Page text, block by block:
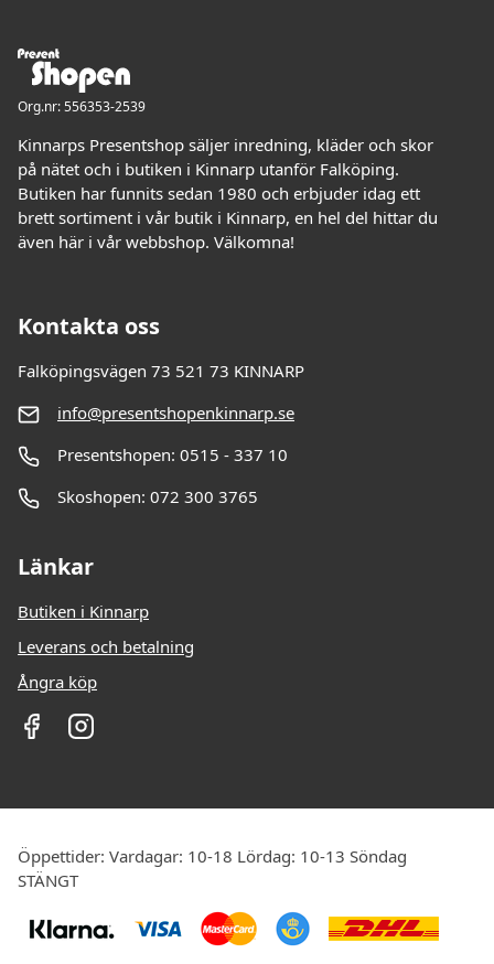
Org.nr: 556353-2539
Kinnarps Presentshop säljer inredning, kläder och skor
på nätet och i butiken i Kinnarp utanför Falköping.
Butiken har funnits sedan 1980 och erbjuder idag ett
brett sortiment i vår butik i Kinnarp, en hel del hittar du
även här i vår webbshop. Välkomna!
Kontakta oss
Falköpingsvägen 73 521 73 KINNARP
info@presentshopenkinnarp.se
Presentshopen: 0515 - 337 10
Skoshopen: 072 300 3765
Länkar
Butiken i Kinnarp
Leverans och betalning
Ångra köp
Öppettider: Vardagar: 10-18 Lördag: 10-13 Söndag
STÄNGT